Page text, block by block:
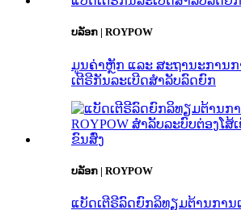
ບລັອກ | ROYPOW
ມູນຄ່າຫຼັກ ແລະ ສະຖານະການ
ເຕີຣີກັນລະເບີດສຳລັບລົດຍົກ
ບລັອກ | ROYPOW
ແບັດເຕີຣີລົດຍົກລິທຽມຕ້ານການ